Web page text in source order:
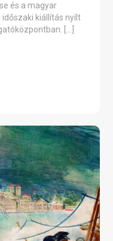
és a magyar
kiállítás nyílt
[…]